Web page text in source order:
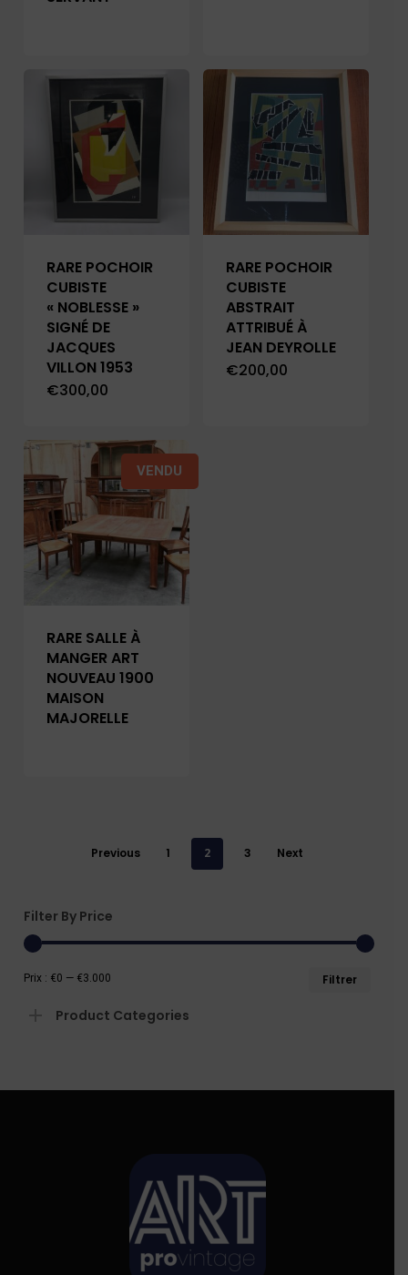
RARE POCHOIR
CUBISTE
« NOBLESSE »
SIGNÉ DE
JACQUES
VILLON 1953
€300,00
RARE POCHOIR
CUBISTE
ABSTRAIT
ATTRIBUÉ À
JEAN DEYROLLE
€200,00
RARE SALLE À
MANGER ART
NOUVEAU 1900
MAISON
MAJORELLE
VENDU
Previous 1 2 3 Next
Filter By Price
Filtrer
Prix : €0 — €3.000
Product Categories